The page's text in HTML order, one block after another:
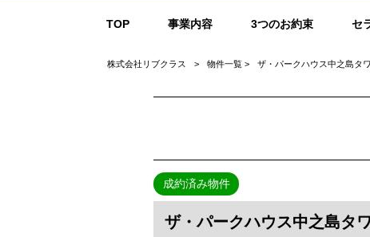
TOP 事業内容 3つのお約束 セ
株式会社リブクラス > 物件一覧 > ザ・パークハウス中之島タ
成約済み物件
ザ・パークハウス中之島タ